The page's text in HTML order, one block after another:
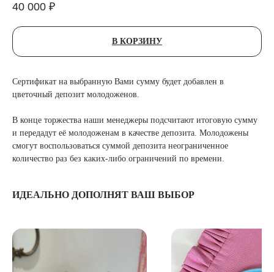
40 000 ₽
В КОРЗИНУ
Сертификат на выбранную Вами сумму будет добавлен в
цветочный депозит молодоженов.
В конце торжества наши менеджеры подсчитают итоговую сумму
и передадут её молодоженам в качестве депозита. Молодожены
смогут воспользоваться суммой депозита неограниченное
количество раз без каких-либо ограничений по времени.
ИДЕАЛЬНО ДОПОЛНЯТ ВАШ ВЫБОР